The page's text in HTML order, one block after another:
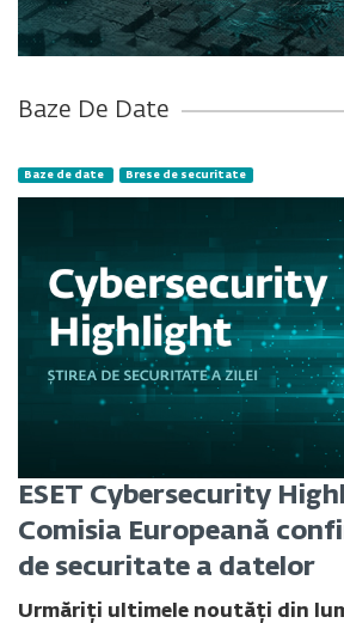
Baze De Date
Baze de date Brese de securitate
ESET Cybersecurity
Comisia Europeană
de securitate a datelor
Urmăriți ultimele noutăți din